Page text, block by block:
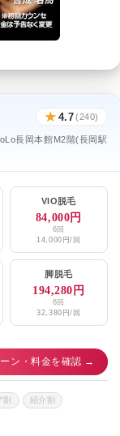
★ 4.7(240)
長岡本館M2階(長岡駅
VIO脱毛
84,000円
6回
14,000円/回
脚脱毛
194,280円
6回
32,380円/回
ン・料金を確認 →
割 紹介割